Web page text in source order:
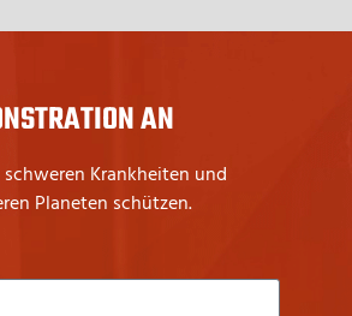
AN
Krankheiten und
Planeten schützen.